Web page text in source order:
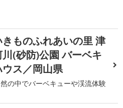
ものふれあいの里 津
(砂防)公園 バーベキ
ウス／岡山県
の中でバーベキューや渓流体験